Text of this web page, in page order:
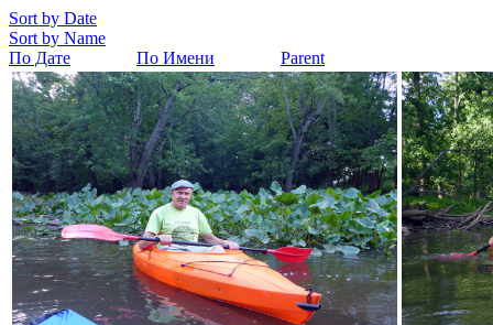
Sort by Date
Sort by Name
По Дате
По Имени Parent